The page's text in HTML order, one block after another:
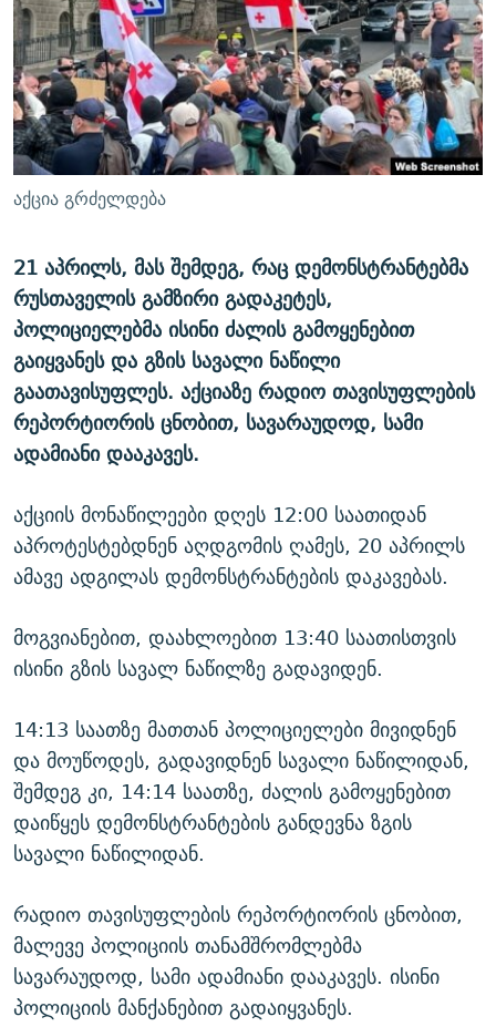
ᲛᲝᲚᲐᲞᲐᲠᲐᲙᲔ ᲢᲔᲥᲡᲢᲔᲑᲘ
ᲨᲘᲜ - ᲣᲪᲮᲝᲔᲗᲨᲘ
ᲚᲘᲢᲔᲠᲐᲢᲣᲠᲣᲚᲘ ᲬᲐᲮᲜᲐᲒᲔᲑᲘ
ᲐᲛᲔᲠᲘᲙᲣᲚᲘ ᲛᲝᲗᲮᲠᲝᲑᲐ
ᲘᲛᲞᲔᲠᲘᲐ ᲓᲐ ᲠᲐᲓᲘᲝ
ᲩᲔᲛᲘ ᲡᲘᲙᲕᲓᲘᲚᲘᲡ ᲛᲘᲖᲔᲖᲘᲐ COVID-19
11 ᲬᲔᲚᲘ - 11 ᲐᲛᲑᲐᲕᲘ
ᲡᲐᲞᲐᲠᲚᲐᲛᲔᲜᲢᲝ ᲐᲠᲩᲔᲕᲜᲔᲑᲘᲡ ᲘᲡᲢᲝᲠᲘᲐ
ᲑᲐᲕᲨᲕᲔᲑᲘ ᲞᲠᲝᲡᲢᲘᲢᲣᲪᲘᲐᲨᲘ - ᲐᲛᲝᲣᲗᲥᲛᲔᲚᲘ ᲐᲛᲑᲐᲕᲘ
5 ᲐᲛᲑᲐᲕᲘ - 20 ᲘᲕᲜᲘᲡᲡ ᲓᲐᲨᲐᲕᲔᲑᲣᲚᲔᲑᲘ
ПРИВЕТ ᲙᲣᲚᲢᲣᲠᲐ
ᲒᲐᲛᲝᲘᲬᲔᲠᲔ
რთე/რთ-ის ყველა საიტი
აქცია გრძელდება
21 აპრილს, მას შემდეგ, რაც დემონსტრანტებმა
რუსთაველის გამზირი გადაკეტეს,
პოლიციელებმა ისინი ძალის გამოყენებით
გაიყვანეს და გზის სავალი ნაწილი
გაათავისუფლეს. აქციაზე რადიო თავისუფლების
რეპორტიორის ცნობით, სავარაუდოდ, სამი
ადამიანი დააკავეს.
აქციის მონაწილეები დღეს 12:00 საათიდან
აპროტესტებდნენ აღდგომის ღამეს, 20 აპრილს
ამავე ადგილას დემონსტრანტების დაკავებას.
მოგვიანებით, დაახლოებით 13:40 საათისთვის
ისინი გზის სავალ ნაწილზე გადავიდენ.
14:13 საათზე მათთან პოლიციელები მივიდნენ
და მოუწოდეს, გადავიდნენ სავალი ნაწილიდან,
შემდეგ კი, 14:14 საათზე, ძალის გამოყენებით
დაიწყეს დემონსტრანტების განდევნა ზგის
სავალი ნაწილიდან.
რადიო თავისუფლების რეპორტიორის ცნობით,
მალევე პოლიციის თანამშრომლებმა
სავარაუდოდ, სამი ადამიანი დააკავეს. ისინი
პოლიციის მანქანებით გადაიყვანეს.